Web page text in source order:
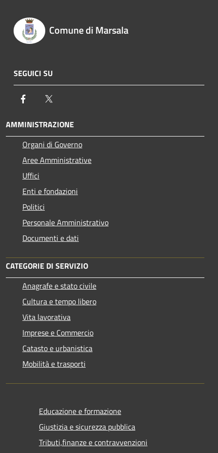
Comune di Marsala
SEGUICI SU
Facebook
AMMINISTRAZIONE
Organi di Governo
Aree Amministrative
Uffici
Enti e fondazioni
Politici
Personale Amministrativo
Documenti e dati
CATEGORIE DI SERVIZIO
Anagrafe e stato civile
Cultura e tempo libero
Vita lavorativa
Imprese e Commercio
Catasto e urbanistica
Mobilità e trasporti
Educazione e formazione
Giustizia e sicurezza pubblica
Tributi,finanze e contravvenzioni